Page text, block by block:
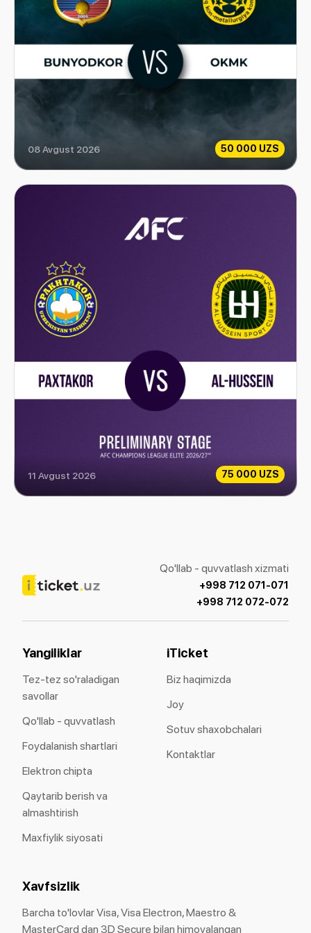
50 000 UZS
Bunyodkor vs OKMK
08 Avgust 2026
75 000 UZS
Paxtakor vs Al-Hussein
11 Avgust 2026
Qo'llab - quvvatlash xizmati
+998 712 071-071
+998 712 072-072
Yangiliklar
Tez-tez so'raladigan
savollar
Qo'llab - quvvatlash
Foydalanish shartlari
Elektron chipta
Qaytarib berish va
almashtirish
Maxfiylik siyosati
iTicket
Biz haqimizda
Joy
Sotuv shaxobchalari
Kontaktlar
Xavfsizlik
Barcha to'lovlar Visa, Visa Electron, Maestro &
MasterCard dan 3D Secure bilan himoyalangan